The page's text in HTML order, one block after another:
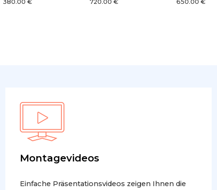
380.00 €
720.00 €
650.00 €
Montagevideos
Einfache Präsentationsvideos zeigen Ihnen die